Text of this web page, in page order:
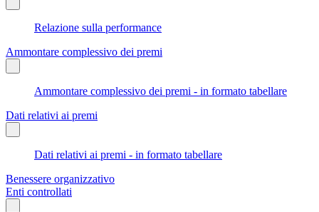
Relazione sulla performance
Ammontare complessivo dei premi
Ammontare complessivo dei premi - in formato tabellare
Dati relativi ai premi
Dati relativi ai premi - in formato tabellare
Benessere organizzativo
Enti controllati